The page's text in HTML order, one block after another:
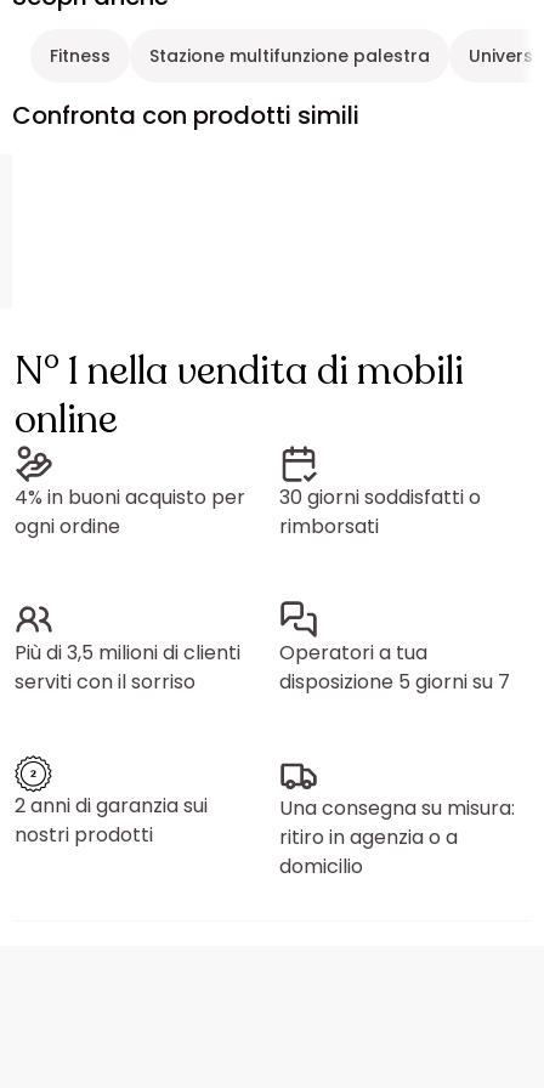
Fitness Stazione multifunzione palestra
Confronta con prodotti simili
N° 1 nella vendita di mobili
online
4% in buoni acquisto per
ogni ordine
30 giorni soddisfatti o
rimborsati
Più di 3,5 milioni di clienti
serviti con il sorriso
Operatori a tua
disposizione 5 giorni su 7
2 anni di garanzia sui
nostri prodotti
Una consegna su misura:
ritiro in agenzia o a
domicilio